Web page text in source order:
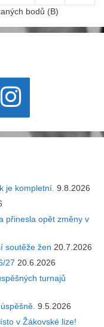
bodů (B)
je kompletní. 9.8.2026
přinesla opět změny v
soutěže žen 20.7.2026
27 20.6.2026
turnajů
9.5.2026
v Žákovské lize!